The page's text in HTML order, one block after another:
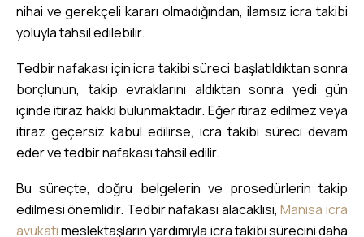
nihai ve gerekçeli kararı olmadığından, ilamsız icra takibi
yoluyla tahsil edilebilir.
Tedbir nafakası için icra takibi süreci başlatıldıktan sonra
borçlunun, takip evraklarını aldıktan sonra yedi gün
içinde itiraz hakkı bulunmaktadır. Eğer itiraz edilmez veya
itiraz geçersiz kabul edilirse, icra takibi süreci devam
eder ve tedbir nafakası tahsil edilir.
Bu süreçte, doğru belgelerin ve prosedürlerin takip
edilmesi önemlidir. Tedbir nafakası alacaklısı, Manisa icra
avukatımeslektaşların yardımıyla icra takibi sürecini daha